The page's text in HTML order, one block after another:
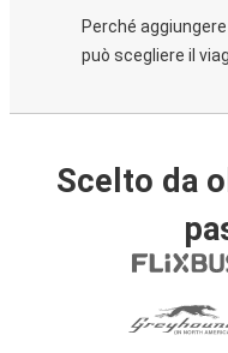
Perché
può scegliere il
Scelto da